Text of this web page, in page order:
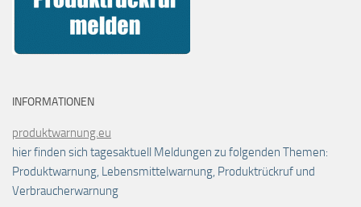
INFORMATIONEN
produktwarnung.eu
hier finden sich tagesaktuell Meldungen zu folgenden Themen:
Produktwarnung, Lebensmittelwarnung, Produktrückruf und
Verbraucherwarnung